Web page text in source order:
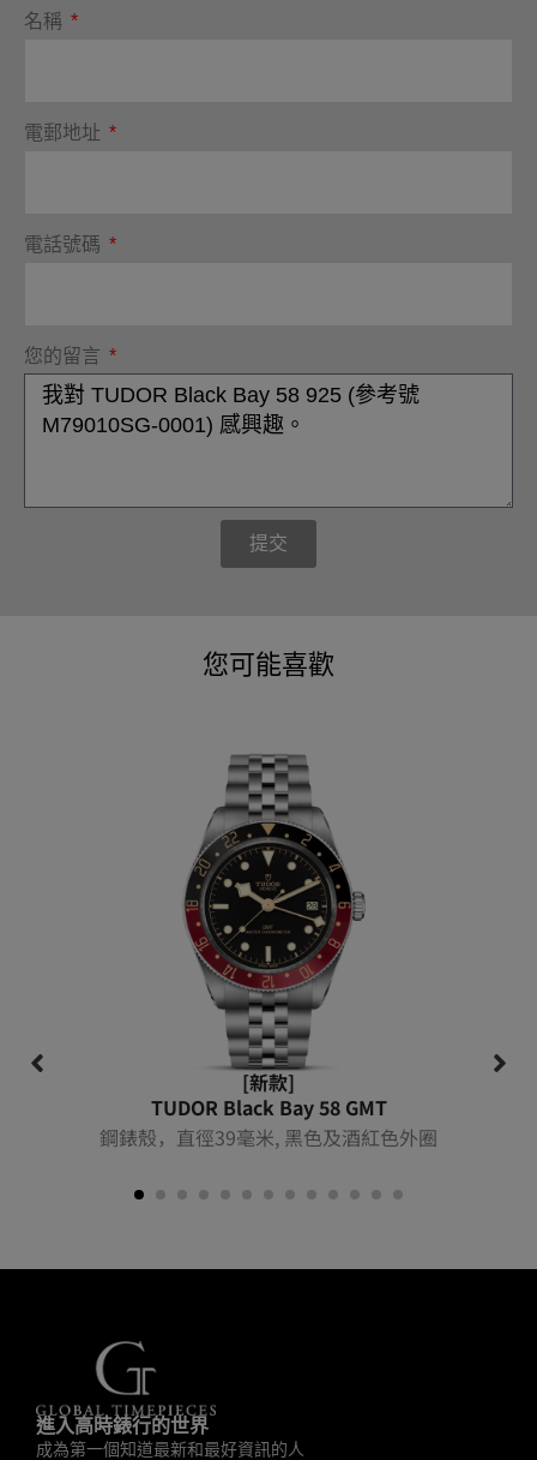
名稱
電郵地址
電話號碼
您的留言
提交
您可能喜歡
[新款]
TUDOR Black Bay 58 GMT
鋼錶殼，直徑39毫米, 黑色及酒紅色外圈
進入高時錶行的世界
成為第一個知道最新和最好資訊的人